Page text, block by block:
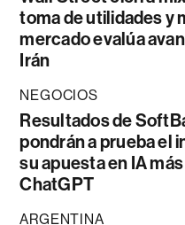
toma de utilidades y
mercado evalúa
Irán
NEGOCIOS
Resultados de
pondrán a prueba el
su apuesta en IA
ChatGPT
ARGENTINA